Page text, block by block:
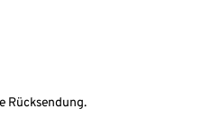
Rücksendung.